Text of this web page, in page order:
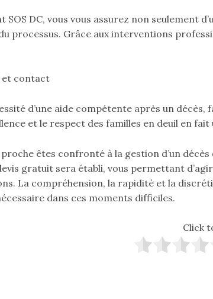
SOS DC, vous vous assurez non seulement
processus. Grâce aux interventions
et contact
d’une aide compétente après un décès,
et le respect des familles en deuil en
proche êtes confronté à la gestion d’un
gratuit sera établi, vous permettant
La compréhension, la rapidité et la
dans ces moments difficiles.
Click